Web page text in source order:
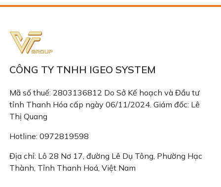
CÔNG TY TNHH IGEO SYSTEM
Mã số thuế: 2803136812 Do Sở Kế hoạch và Đầu tư
tỉnh Thanh Hóa cấp ngày 06/11/2024. Giám đốc: Lê
Thị Quang
Hotline: 0972819598
Địa chỉ: Lô 28 Nơ 17, đường Lê Dụ Tông, Phường Hạc
Thành, Tỉnh Thanh Hoá, Việt Nam